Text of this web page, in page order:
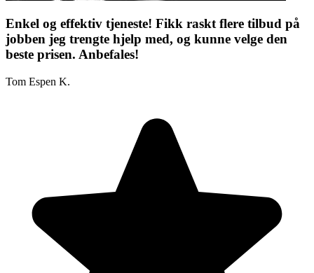
Enkel og effektiv tjeneste! Fikk raskt flere tilbud på
jobben jeg trengte hjelp med, og kunne velge den
beste prisen. Anbefales!
Tom Espen K.